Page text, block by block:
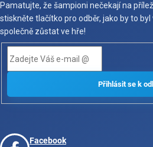
Pamatujte, že šampioni nečekají na
stiskněte tlačítko pro odběr, jako by to
společně zůstat ve hře!
Facebook